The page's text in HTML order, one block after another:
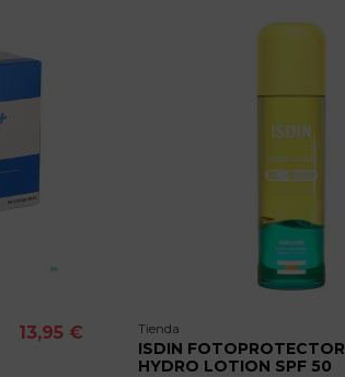
13,95 € Tienda
ISDIN FOTOPROTECTOR
HYDRO LOTION SPF 50